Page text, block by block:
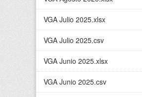
VGA Julio 2025.xlsx
VGA Julio 2025.csv
VGA Junio 2025.xlsx
VGA Junio 2025.csv